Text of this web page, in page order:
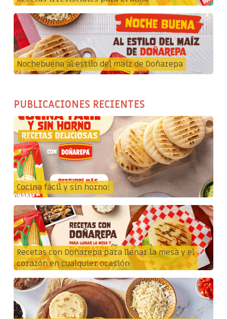
Nochebuena al estilo del maíz de Doñarepa
PUBLICACIONES RECIENTES
Cocina fácil y sin horno:
Recetas con Doñarepa para llenar la mesa y el
corazón en cualquier ocasión